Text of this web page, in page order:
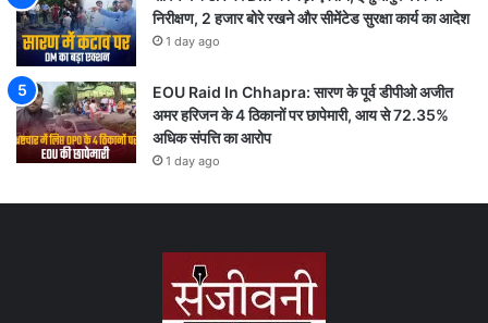
निरीक्षण, 2 हजार बोरे रखने और सीमेंटेड सुरक्षा कार्य का आदेश
1 day ago
EOU Raid In Chhapra: सारण के पूर्व डीपीओ अजीत
अमर हरिजन के 4 ठिकानों पर छापेमारी, आय से 72.35%
अधिक संपत्ति का आरोप
1 day ago